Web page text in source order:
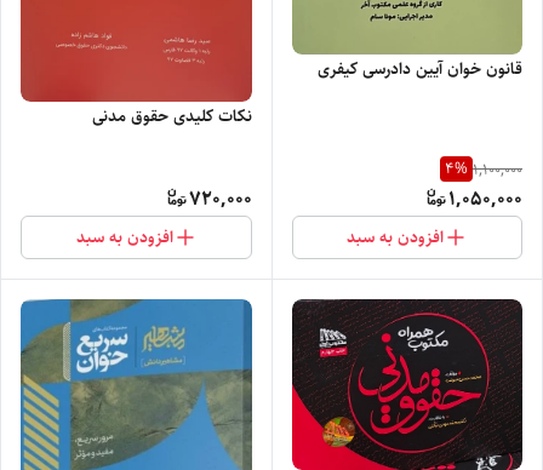
قانون خوان آیین دادرسی کیفری
1,100,000
4%
1,050,000
افزودن به سبد
نکات کلیدی حقوق مدنی‌
720,000
افزودن به سبد